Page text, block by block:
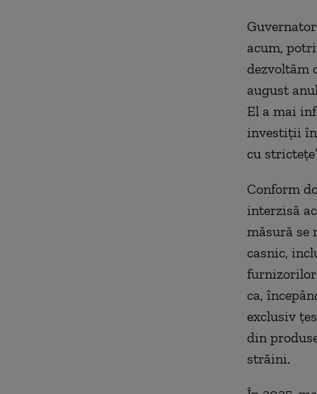
acum,
dezvoltăm
august
El a mai
investiții în
cu
Conform
interzisă
măsură se
casnic,
furnizorilor
ca,
exclusiv
din
străini.